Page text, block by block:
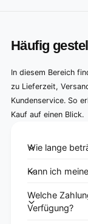
Häufig
In diesem Bereich
zu Lieferzeit,
Kundenservice. So
Kauf auf einen Blick.
Wie lange
Kann ich
Welche
Verfügung?